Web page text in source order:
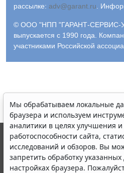
рассылке: adv@garant.ru
© ООО "НПП "ГАРАНТ-СЕРВИС-
выпускается с 1990 года.
участниками Российской
Мы обрабатываем локальные
браузера и используем
аналитики в целях улучшения
работоспособности сайта,
исследований и обзоров. Вы
запретить обработку
настройках браузера.
© ООО "НПП "ГАРАНТ-СЕРВИС",
выпускается с 1990 года.
являются участниками